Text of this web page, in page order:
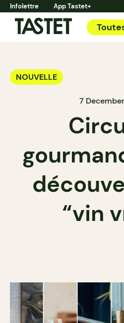
Infolettre App Tastet+
NOUVELLE
7
“vin